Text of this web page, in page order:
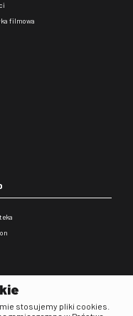
filmowa
stosujemy pliki cookies.